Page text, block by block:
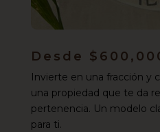
Desde
Invierte en una fracción y
una propiedad que te da
pertenencia. Un modelo
para ti.